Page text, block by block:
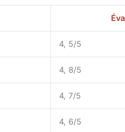
4, 5/5
4, 8/5
4, 7/5
4, 6/5